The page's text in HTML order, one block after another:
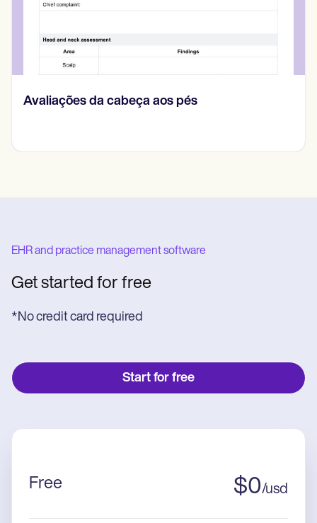
CBT Worksheet for Anxiety
EHR and practice management software
Get started for free
*No credit card required
Start for free
Free $0/usd